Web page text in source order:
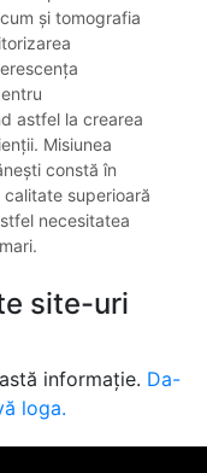
și tomografia
astfel la crearea
Misiunea
constă în
superioară
necesitatea
site-uri
informație. Da-
loga.